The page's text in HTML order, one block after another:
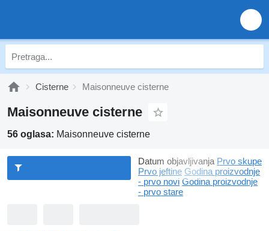
Cisterne Maisonneuve cisterne
Maisonneuve cisterne
56 oglasa: Maisonneuve cisterne
Datum objavljivanja Prvo skupe
Prvo jeftine Godina proizvodnje
- prvo novi Godina proizvodnje
- prvo stare